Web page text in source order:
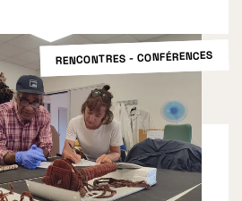
RENCONTRES - CONFÉRENCES